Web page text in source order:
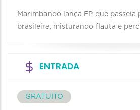
Marimbando lança EP que passeia
brasileira, misturando flauta e
ENTRADA
GRATUITO